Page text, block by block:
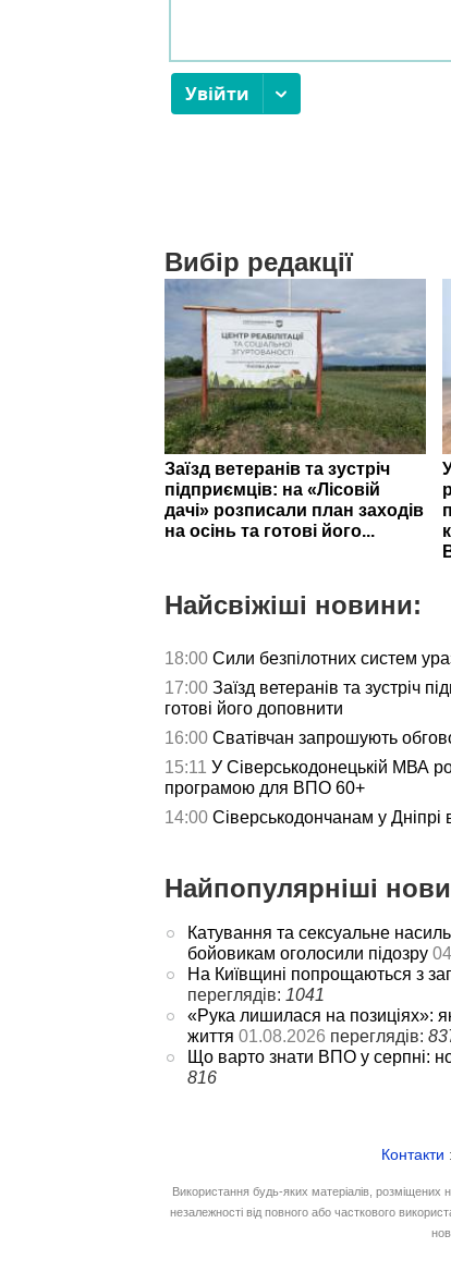
Вибір редакції
Заїзд ветеранів та зустріч
підприємців: на «Лісовій
дачі» розписали план заходів
на осінь та готові його...
Найсвіжіші новини:
18:00 Сили безпілотних систем
17:00 Заїзд ветеранів та зустріч
готові його доповнити
16:00 Сватівчан запрошують
15:11 У Сіверськодонецькій МВА
програмою для ВПО 60+
14:00 Сіверськодончанам у Дніпрі
Найпопулярніші
Катування та сексуальне
бойовикам оголосили підозру
На Київщині попрощаються з
переглядів: 1041
«Рука лишилася на позиціях»:
життя 01.08.2026 переглядів:
Що варто знати ВПО у серпні:
816
Контакти :
Використання будь-яких матеріалів,
незалежності від повного або часткового